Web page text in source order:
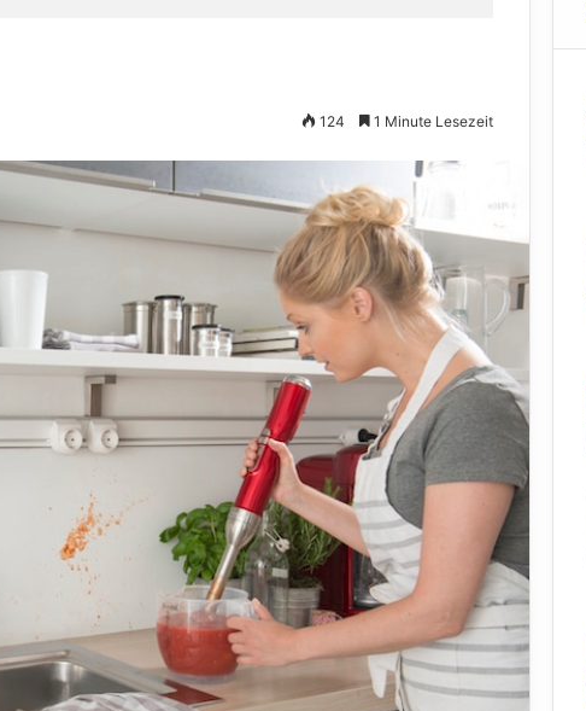
124 1 Minute Lesezeit